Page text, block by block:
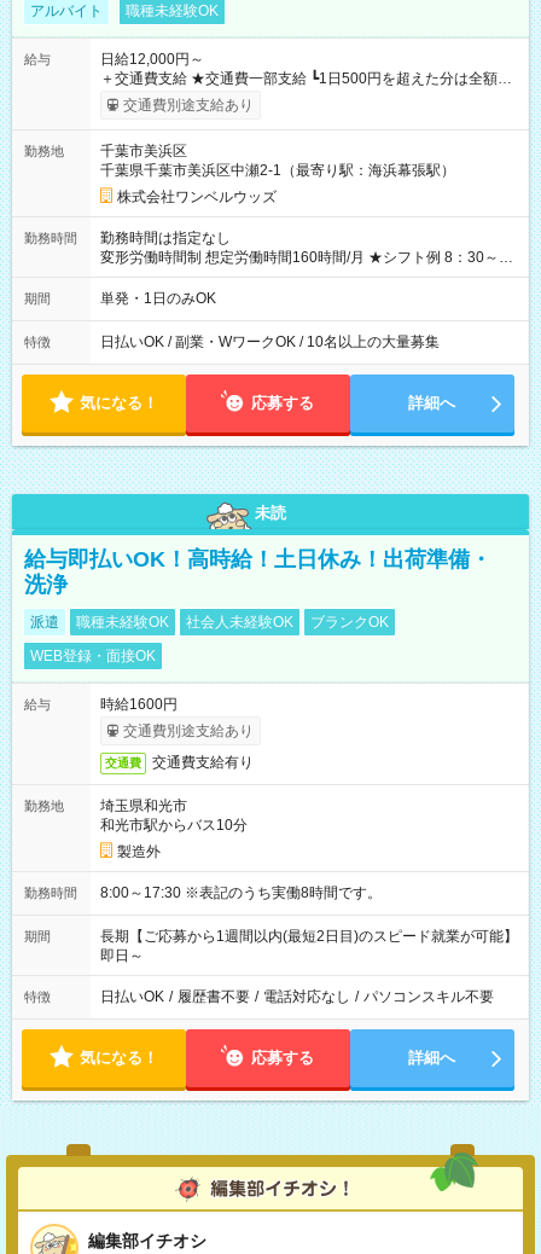
アルバイト 職種未経験OK
給与
日給12,000円～
＋交通費支給 ★交通費一部支給 ┗1日500円を超えた分は全額支
給！ ※往復500円以内の方は自己負担となります ★日払いOK！
（規定あり） ┗働いたその日に現金GET♪ お仕事後はコンビニ
なし
交通費別途支給あり
勤務地
千葉市美浜区
千葉県千葉市美浜区中瀬2-1（最寄り駅：海浜幕張駅）
株式会社ワンベルウッズ
勤務時間
勤務時間は指定なし
変形労働時間制 想定労働時間160時間/月 ★シフト例 8：30～
19：00
期間 単発・1日のみOK
特徴 日払いOK / 副業・WワークOK / 10名以上の大量募集
気になる！ 応募する 詳細へ
未読
給与即払いOK！高時給！土日休み！出荷準備・
洗浄
派遣 職種未経験OK 社会人未経験OK
ブランクOK
WEB登録・面接OK
給与
時給1600円
交通費別途支給あり
交通費 交通費支給有り
勤務地
埼玉県和光市
和光市駅からバス10分
製造外
勤務時間 8:00～17:30 ※表記のうち実働8時間です。
期間
長期【ご応募から1週間以内(最短2日目)のスピード就業が可能】
即日～
特徴 日払いOK / 履歴書不要 / 電話対応なし / パソコンスキル不要
気になる！ 応募する 詳細へ
編集部イチオシ